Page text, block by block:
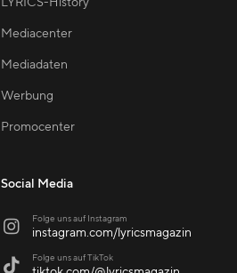
Mediacenter
Mediadaten
Werbung
Promocenter
Social Media
 Folge uns auf Instagram
instagram.com/lyricsmagazin
 Folge uns auf TikTok